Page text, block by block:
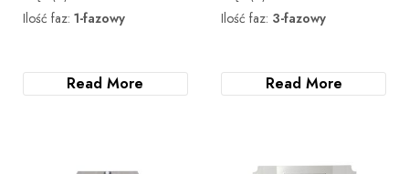
Ilość faz: 1-fazowy
Read More
Ilość faz: 3-fazowy
Read More